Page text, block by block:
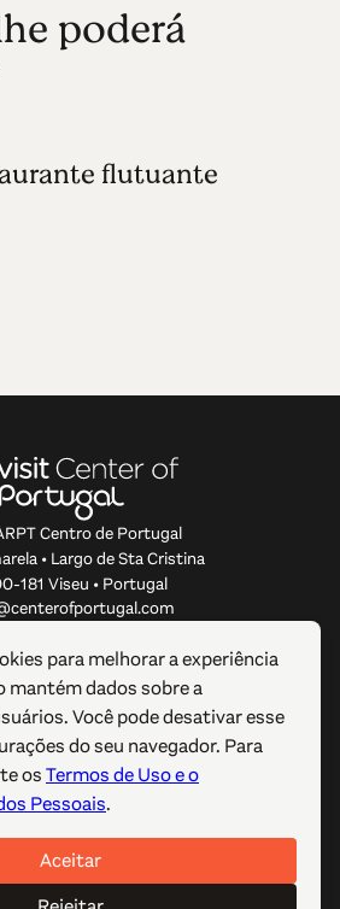
poderá
flutuante
Centro de Portugal
• Largo de Sta Cristina
181 Viseu • Portugal
Centro de Portugal. Todos os
byGOMO Digital
para melhorar a experiência
mantém dados sobre a
Você pode desativar esse
do seu navegador. Para
osTermos de Uso e o
Pessoais.
Aceitar